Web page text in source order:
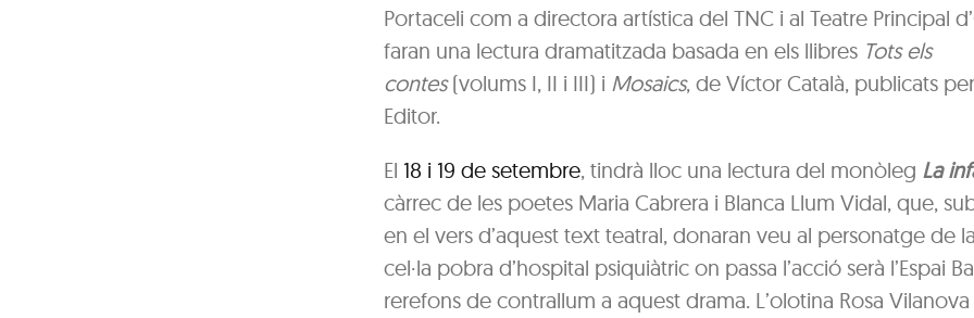
Portaceli com a directora artística del TNC i al Teatre Principal
faran una lectura dramatitzada basada en els llibres Tots els
contes(volums I, II i III) i Mosaics, de Víctor Català, publicats
Editor.
El 18 i 19 de setembre, tindrà lloc una lectura del monòleg La
càrrec de les poetes Maria Cabrera i Blanca Llum Vidal, que,
en el vers d’aquest text teatral, donaran veu al personatge de
cel·la pobra d’hospital psiquiàtric on passa l’acció serà l’Espai
rerefons de contrallum a aquest drama. L’olotina Rosa